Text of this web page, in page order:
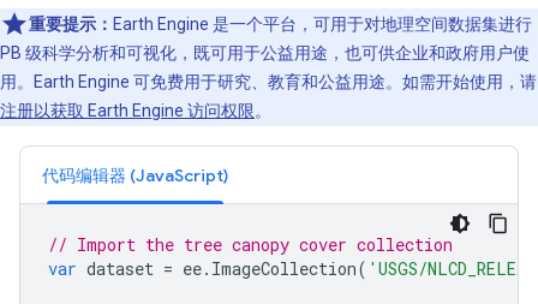
重要提示： Earth Engine 是一个平台，可用于对地理空间数据集进行
PB 级科学分析和可视化，既可用于公益用途，也可供企业和政府用户使
用。Earth Engine 可免费用于研究、教育和公益用途。如需开始使用，请
注册以获取 Earth Engine 访问权限。
代码编辑器 (JavaScript)
// Import the tree canopy cover collection
var dataset = ee. ImageCollection( 'USGS/